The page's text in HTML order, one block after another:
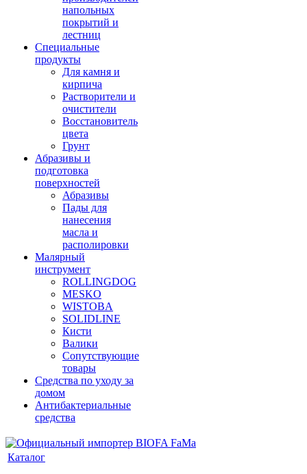
напольных
покрытий и
лестниц
Специальные
продукты
Для камня и
кирпича
Растворители и
очистители
Восстановитель
цвета
Грунт
Абразивы и
подготовка
поверхностей
Абразивы
Пады для
нанесения
масла и
располировки
Малярный
инструмент
ROLLINGDOG
MESKO
WISTOBA
SOLIDLINE
Кисти
Валики
Сопутствующие
товары
Средства по уходу за
домом
Антибактериальные
средства
Каталог